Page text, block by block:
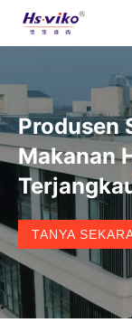
Produsen
Makanan
TANYA